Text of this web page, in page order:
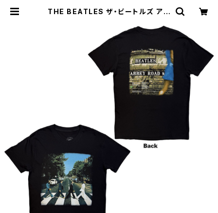
THE BEATLES ザ・ビートルズ アビ
ンドT ロックTシャツ バンドTシャツ
ROCKOFF FAB-07 | alternativ
e_tokyo